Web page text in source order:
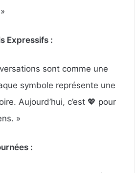
Expressifs :
sont comme une
symbole représente une
Aujourd’hui, c’est 💖 pour
»
: